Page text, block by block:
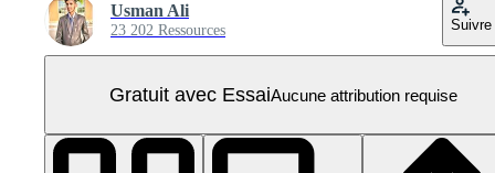
Usman Ali
23 202 Ressources Suivre
Gratuit avec EssaiAucune attribution requise